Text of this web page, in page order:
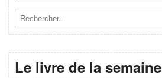
Le livre de la semaine